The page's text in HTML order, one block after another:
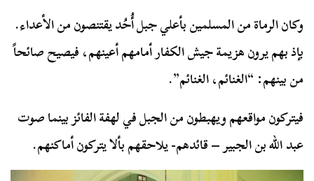
وكان الرماة من المسلمين بأعلي جبل أُحُد يقتنصون من الأعداء.
بإذ بهم يرون هزيمة جيش الكفار أمامهم أعينهم، فيصيح صائحاً
من بينهم: “الغنائم، الغنائم”.
فيتركون مواقعهم ويهبطون من الجبل في لهفة الفائز بينما صوت
عبد الله بن الجبير – قائدهم- يلاحقهم بألا يتركون أماكنهم.